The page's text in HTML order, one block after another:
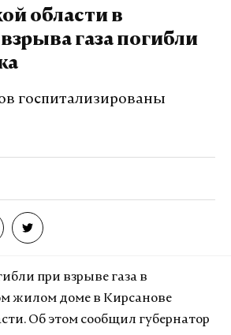
VK
находится в Новой Москве и
из самых крупных в мире
съемок. Сейчас это 180
области в
взрыва газа погибли
госпитализированы
при взрыве газа в
жилом доме в Кирсанове
Об этом сообщил губернатор